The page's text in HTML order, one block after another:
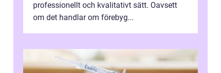
professionellt och kvalitativt sätt. Oavsett
om det handlar om förebyg...